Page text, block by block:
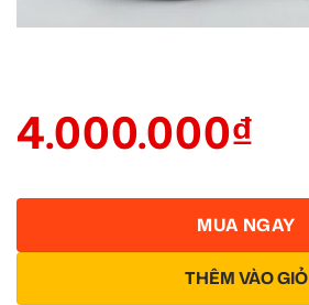
4.000.000₫
THÊM VÀO GIỎ
MUA NGAY